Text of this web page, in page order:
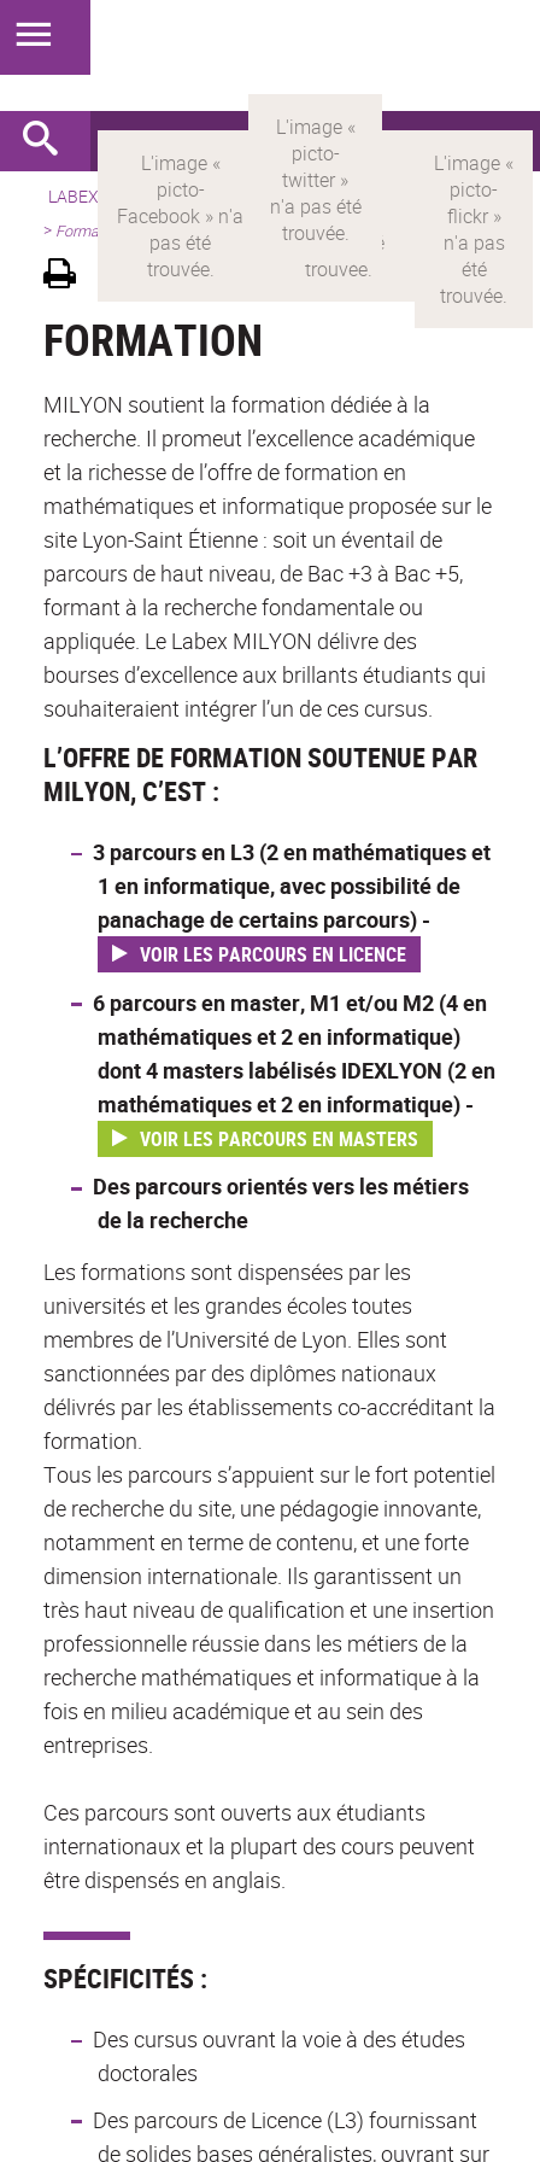
LABEX > LABEX MILYON Version française
Présentation
> Formations
FORMATION
MILYON soutient la formation dédiée à la
recherche. Il promeut l’excellence académique
et la richesse de l’offre de formation en
mathématiques et informatique proposée sur le
site Lyon-Saint Étienne : soit un éventail de
parcours de haut niveau, de Bac +3 à Bac +5,
formant à la recherche fondamentale ou
appliquée. Le Labex MILYON délivre des
bourses d’excellence aux brillants étudiants qui
souhaiteraient intégrer l’un de ces cursus.
L’OFFRE DE FORMATION SOUTENUE PAR
MILYON, C’EST :
3 parcours en L3 (2 en mathématiques et
1 en informatique, avec possibilité de
panachage de certains parcours) -
VOIR LES PARCOURS EN LICENCE
6 parcours en master, M1 et/ou M2 (4 en
mathématiques et 2 en informatique)
dont 4 masters labélisés IDEXLYON (2 en
mathématiques et 2 en informatique) -
VOIR LES PARCOURS EN MASTERS
Des parcours orientés vers les métiers
de la recherche
Les formations sont dispensées par les
universités et les grandes écoles toutes
membres de l’Université de Lyon. Elles sont
sanctionnées par des diplômes nationaux
délivrés par les établissements co-accréditant la
formation.
Tous les parcours s’appuient sur le fort potentiel
de recherche du site, une pédagogie innovante,
notamment en terme de contenu, et une forte
dimension internationale. Ils garantissent un
très haut niveau de qualification et une insertion
professionnelle réussie dans les métiers de la
recherche mathématiques et informatique à la
fois en milieu académique et au sein des
entreprises.
Ces parcours sont ouverts aux étudiants
internationaux et la plupart des cours peuvent
être dispensés en anglais.
SPÉCIFICITÉS :
Des cursus ouvrant la voie à des études
doctorales
Des parcours de Licence (L3) fournissant
de solides bases généralistes, ouvrant sur